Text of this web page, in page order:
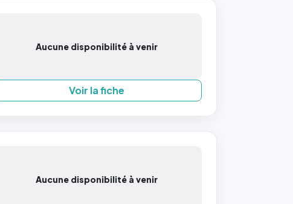
Aucune disponibilité à venir
Voir la fiche
Aucune disponibilité à venir